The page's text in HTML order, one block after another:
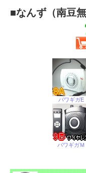
■なんず（南豆